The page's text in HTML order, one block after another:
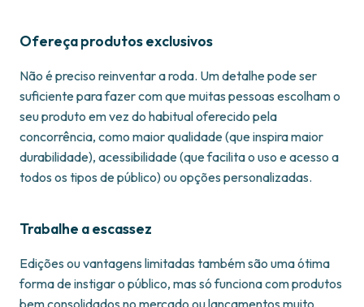
Ofereça produtos exclusivos
Não é preciso reinventar a roda. Um detalhe pode ser
suficiente para fazer com que muitas pessoas escolham o
seu produto em vez do habitual oferecido pela
concorrência, como maior qualidade (que inspira maior
durabilidade), acessibilidade (que facilita o uso e acesso a
todos os tipos de público) ou opções personalizadas.
Trabalhe a escassez
Edições ou vantagens limitadas também são uma ótima
forma de instigar o público, mas só funciona com produtos